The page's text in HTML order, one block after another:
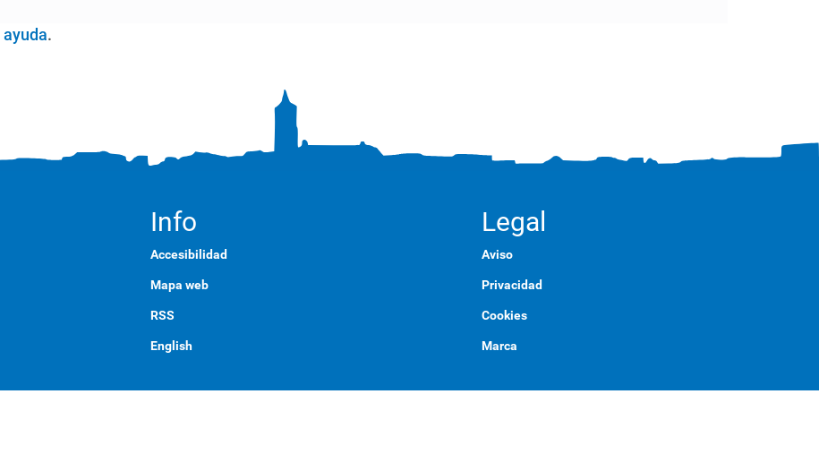
.
Info
Accesibilidad
Mapa web
RSS
English
Legal
Aviso
Privacidad
Cookies
Marca